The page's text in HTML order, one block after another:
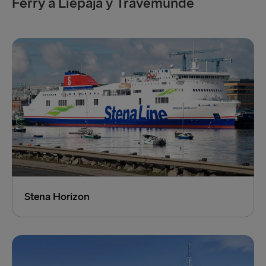
Facturación de vehículos:
22:59
Reservar ahora
Stena Horizon